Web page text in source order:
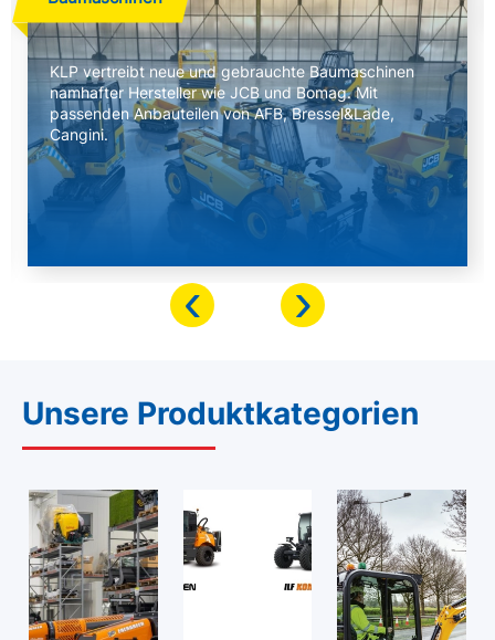
KLP vertreibt neue und gebrauchte Baumaschinen
namhafter Hersteller wie JCB und Bomag. Mit
passenden Anbauteilen von AFB, Bressel&Lade,
Cangini.
‹ ›
Unsere Produktkategorien